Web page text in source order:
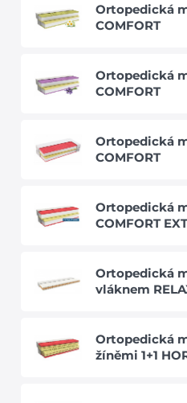
Ortopedická
COMFORT
Ortopedická
COMFORT
Ortopedická
COMFORT
Ortopedická
COMFORT
Ortopedická
vláknem
Ortopedická
žíněmi 1+1